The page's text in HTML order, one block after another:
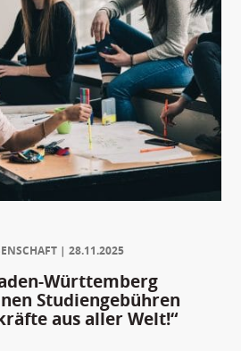
28.11.2025
Württemberg
Studiengebühren
aus aller Welt!“